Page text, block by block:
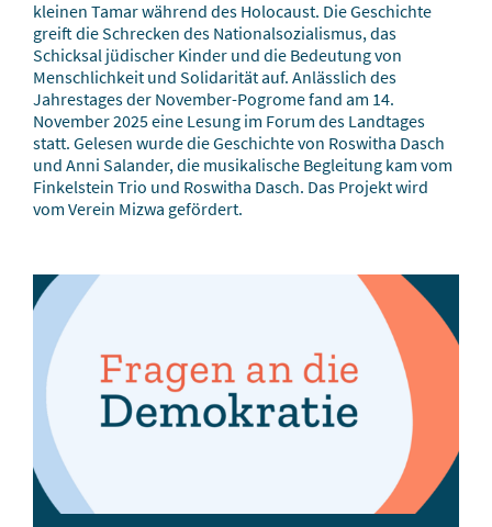
kleinen Tamar während des Holocaust. Die Geschichte
greift die Schrecken des Nationalsozialismus, das
Schicksal jüdischer Kinder und die Bedeutung von
Menschlichkeit und Solidarität auf. Anlässlich des
Jahrestages der November-Pogrome fand am 14.
November 2025 eine Lesung im Forum des Landtages
statt. Gelesen wurde die Geschichte von Roswitha Dasch
und Anni Salander, die musikalische Begleitung kam vom
Finkelstein Trio und Roswitha Dasch. Das Projekt wird
vom Verein Mizwa gefördert.